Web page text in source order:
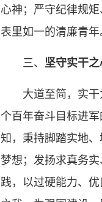
心神；严守纪律规
表里如一的清廉青年
三、 坚守实干
大道至简，实
个百年奋斗目标进
知，秉持脚踏实地
梦想；发扬求真务
践，以过硬能力、